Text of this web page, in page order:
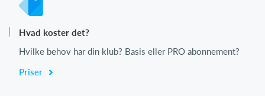
Hvad koster det?
Hvilke behov har din klub? Basis eller PRO abonnement?
Priser